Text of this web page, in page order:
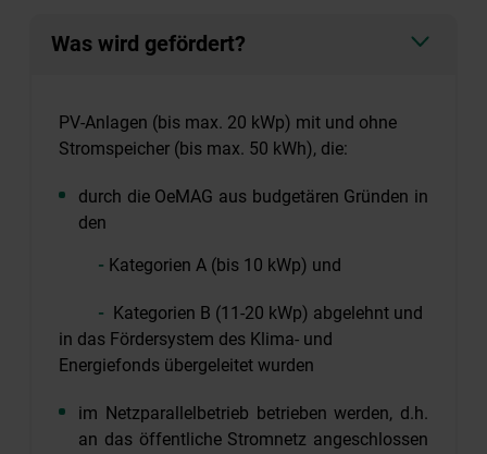
Was wird gefördert?
PV-Anlagen (bis max. 20 kWp) mit und ohne
Stromspeicher (bis max. 50 kWh), die:
durch die OeMAG aus budgetären Gründen in
den
- ­­ Kategorien A (bis 10 kWp) und
- Kategorien B (11-20 kWp) abgelehnt und
in das Fördersystem des Klima- und
Energiefonds übergeleitet wurden
im Netzparallelbetrieb betrieben werden, d.h.
an das öffentliche Stromnetz angeschlossen